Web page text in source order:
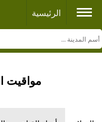
الرئيسية
مواقيت